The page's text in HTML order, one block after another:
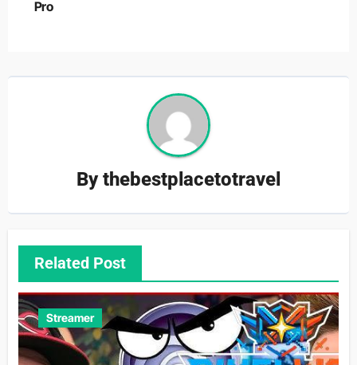
Pro
Bythebestplacetotravel
Related Post
Streamer